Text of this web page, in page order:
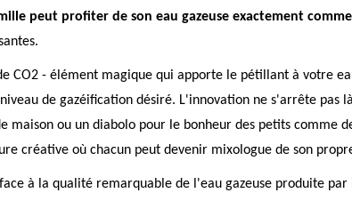
peut profiter de son eau gazeuse exactement
CO2 - élément magique qui apporte le pétillant à votre
de gazéification désiré. L'innovation ne s'arrête pas
ou un diabolo pour le bonheur des petits comme
créative où chacun peut devenir mixologue de son
à la qualité remarquable de l'eau gazeuse produite par